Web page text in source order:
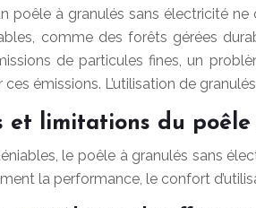
poêle à granulés sans électricité
comme des forêts gérées
de particules fines, un
émissions. L’utilisation de
et limitations du
le poêle à granulés sans
la performance, le confort